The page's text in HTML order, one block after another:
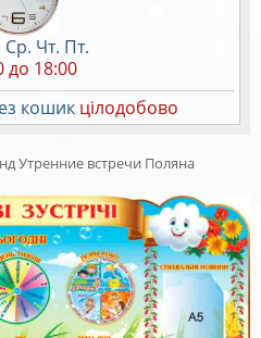
Ср. Чт. Пт.
до 18:00
кошик цілодобово
Утренние встречи Поляна